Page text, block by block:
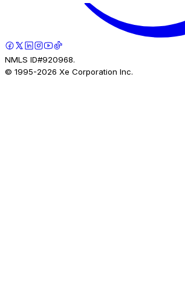
NMLS ID#920968.
© 1995-2026 Xe Corporation Inc.